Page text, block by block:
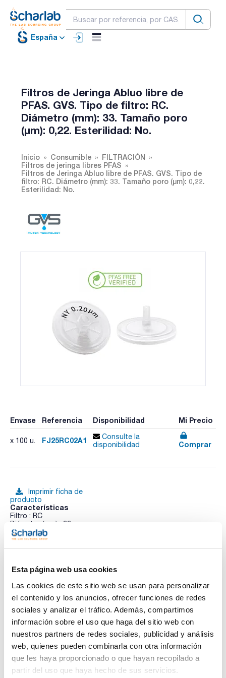
Esta página web usa cookies
Las cookies de este sitio web se usan para personalizar
el contenido y los anuncios, ofrecer funciones de redes
sociales y analizar el tráfico. Además, compartimos
información sobre el uso que haga del sitio web con
nuestros partners de redes sociales, publicidad y análisis
web, quienes pueden combinarla con otra información
que les haya proporcionado o que hayan recopilado a
partir del uso que haya hecho de sus servicios.
España
Filtros de Jeringa Abluo libre de
PFAS. GVS. Tipo de filtro: RC.
Diámetro (mm): 33. Tamaño poro
(µm): 0,22. Esterilidad: No.
Inicio Consumible
FILTRACIÓN
Filtros de jeringa libres PFAS
Filtros de Jeringa Abluo libre de PFAS. GVS. Tipo de
filtro: RC. Diámetro (mm): 33. Tamaño poro (µm): 0,22.
Esterilidad: No.
Envase Referencia Disponibilidad Mi Precio
x 100 u. FJ25RC02A1
Consulte la
disponibilidad
Comprar
Imprimir ficha de
producto
Características
Filtro : RC
Diámetro (mm) : 33
Tamaño poro (µm) : 0,22
Esterilidad : No
Pack (u.) : 100
de jeringa multifuncionales disponibles con luer-lock o luer-
Se presenta etiquetados de manera precisa, cada filtro está
marcado con el material de la membrana y el tamaño de poro.
Además cada membrana tiene un housing de un color, para
una fácil identificación.
Los filtros de jeringa libres de PFAS garantizan una análisis
de estos compuestos rápido y eficaz.
Documentación técnica
TDS / Ficha técnica
Regístrate para
descargas
COA
Regístrate para
descargas
SDS/ Hoja de seguridad
Regístrate para
descargas